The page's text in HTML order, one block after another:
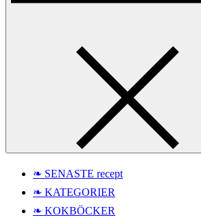
❧ SENASTE recept
❧ KATEGORIER
❧ KOKBÖCKER